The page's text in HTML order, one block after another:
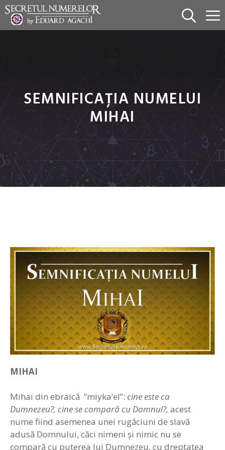
Sari
conținut
SEMNIFICAȚIA NUMELUI
MIHAI
MIHAI
Mihai din ebraică ”miyka’el”: cine este ca
Dumnezeu?, cine se compară cu Domnul?, acest
nume fiind asemenea unei rugăciuni de slavă
adusă Domnului, căci nimeni şi nimic nu se
compară cu puterea lui Dumnezeu, cu dreptatea